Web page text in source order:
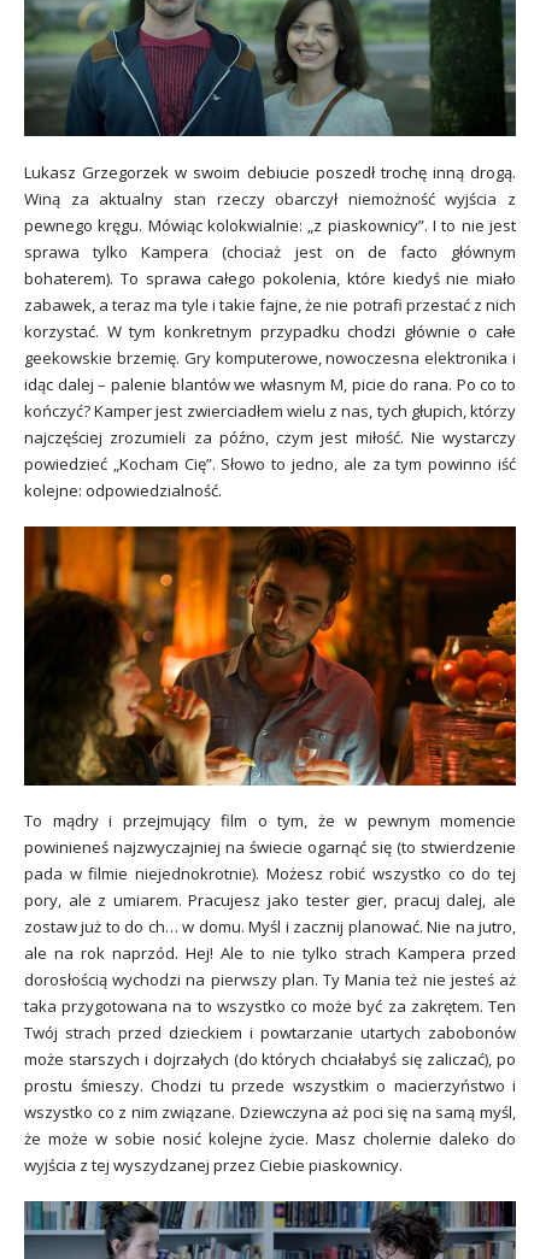
Lukasz Grzegorzek w swoim debiucie poszedł trochę inną drogą.
Winą za aktualny stan rzeczy obarczył niemożność wyjścia z
pewnego kręgu. Mówiąc kolokwialnie: „z piaskownicy”. I to nie jest
sprawa tylko Kampera (chociaż jest on de facto głównym
bohaterem). To sprawa całego pokolenia, które kiedyś nie miało
zabawek, a teraz ma tyle i takie fajne, że nie potrafi przestać z nich
korzystać. W tym konkretnym przypadku chodzi głównie o całe
geekowskie brzemię. Gry komputerowe, nowoczesna elektronika i
idąc dalej – palenie blantów we własnym M, picie do rana. Po co to
kończyć? Kamper jest zwierciadłem wielu z nas, tych głupich, którzy
najczęściej zrozumieli za późno, czym jest miłość. Nie wystarczy
powiedzieć „Kocham Cię”. Słowo to jedno, ale za tym powinno iść
kolejne: odpowiedzialność.
To mądry i przejmujący film o tym, że w pewnym momencie
powinieneś najzwyczajniej na świecie ogarnąć się (to stwierdzenie
pada w filmie niejednokrotnie). Możesz robić wszystko co do tej
pory, ale z umiarem. Pracujesz jako tester gier, pracuj dalej, ale
zostaw już to do ch… w domu. Myśl i zacznij planować. Nie na jutro,
ale na rok naprzód. Hej! Ale to nie tylko strach Kampera przed
dorosłością wychodzi na pierwszy plan. Ty Mania też nie jesteś aż
taka przygotowana na to wszystko co może być za zakrętem. Ten
Twój strach przed dzieckiem i powtarzanie utartych zabobonów
może starszych i dojrzałych (do których chciałabyś się zaliczać), po
prostu śmieszy. Chodzi tu przede wszystkim o macierzyństwo i
wszystko co z nim związane. Dziewczyna aż poci się na samą myśl,
że może w sobie nosić kolejne życie. Masz cholernie daleko do
wyjścia z tej wyszydzanej przez Ciebie piaskownicy.